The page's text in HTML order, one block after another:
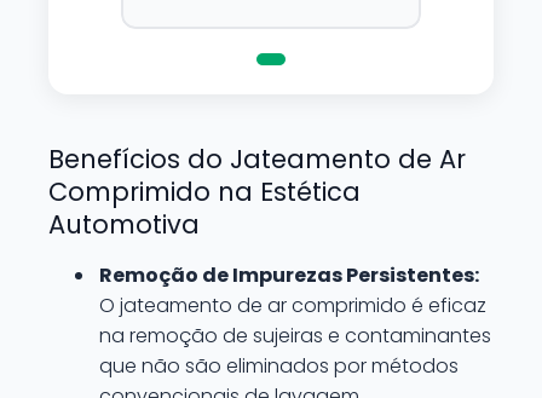
Benefícios do Jateamento de Ar
Comprimido na Estética
Automotiva
Remoção de Impurezas Persistentes:
O jateamento de ar comprimido é eficaz
na remoção de sujeiras e contaminantes
que não são eliminados por métodos